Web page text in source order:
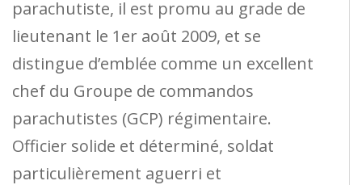
parachutiste, il est promu au grade de
lieutenant le 1er août 2009, et se
distingue d’emblée comme un excellent
chef du Groupe de commandos
parachutistes (GCP) régimentaire.
Officier solide et déterminé, soldat
particulièrement aguerri et